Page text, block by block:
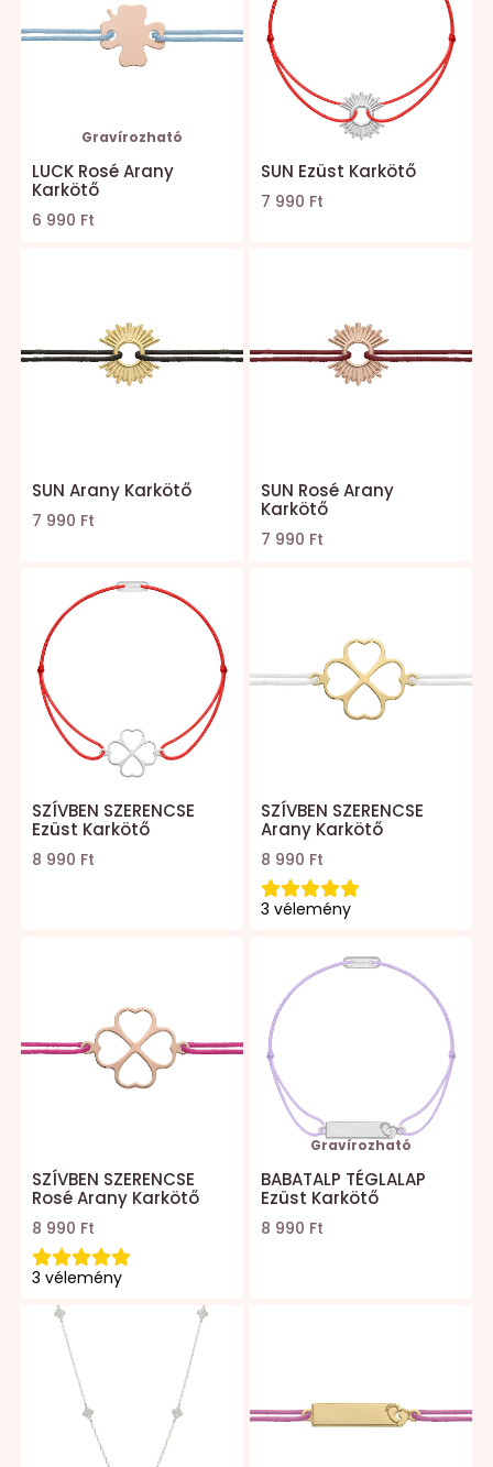
Gravírozható
LUCK Rosé Arany
Karkötő
6 990 Ft
SUN Ezüst Karkötő
7 990 Ft
SUN Arany Karkötő
7 990 Ft
SUN Rosé Arany
Karkötő
7 990 Ft
SZÍVBEN SZERENCSE
Ezüst Karkötő
8 990 Ft
SZÍVBEN SZERENCSE
Arany Karkötő
8 990 Ft
3 vélemény
SZÍVBEN SZERENCSE
Rosé Arany Karkötő
8 990 Ft
3 vélemény
Gravírozható
BABATALP TÉGLALAP
Ezüst Karkötő
8 990 Ft